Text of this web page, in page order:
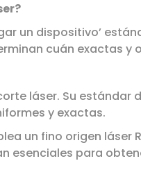
un dispositivo’
cuán exactas y
láser. Su
y exactas.
un fino origen láser
esenciales para